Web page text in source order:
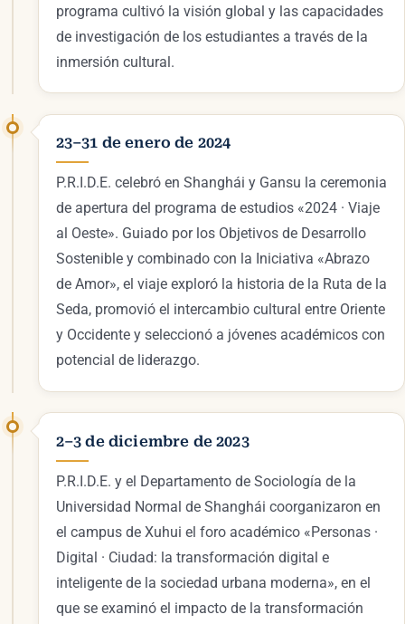
programa cultivó la visión global y las capacidades
de investigación de los estudiantes a través de la
inmersión cultural.
23–31 de enero de 2024
P.R.I.D.E. celebró en Shanghái y Gansu la ceremonia
de apertura del programa de estudios «2024 · Viaje
al Oeste». Guiado por los Objetivos de Desarrollo
Sostenible y combinado con la Iniciativa «Abrazo
de Amor», el viaje exploró la historia de la Ruta de la
Seda, promovió el intercambio cultural entre Oriente
y Occidente y seleccionó a jóvenes académicos con
potencial de liderazgo.
2–3 de diciembre de 2023
P.R.I.D.E. y el Departamento de Sociología de la
Universidad Normal de Shanghái coorganizaron en
el campus de Xuhui el foro académico «Personas ·
Digital · Ciudad: la transformación digital e
inteligente de la sociedad urbana moderna», en el
que se examinó el impacto de la transformación